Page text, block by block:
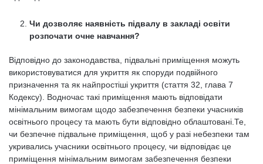
Чи дозволяє наявність підвалу в закладі освіти
розпочати очне навчання?
Відповідно до законодавства, підвальні приміщення можуть
використовуватися для укриття як споруди подвійного
призначення та як найпростіші укриття (стаття 32, глава 7
Кодексу). Водночас такі приміщення мають відповідати
мінімальним вимогам щодо забезпечення безпеки учасників
освітнього процесу та мають бути відповідно облаштовані.Те,
чи безпечне підвальне приміщення, щоб у разі небезпеки там
укривались учасники освітнього процесу, чи відповідає це
приміщення мінімальним вимогам забезпечення безпеки